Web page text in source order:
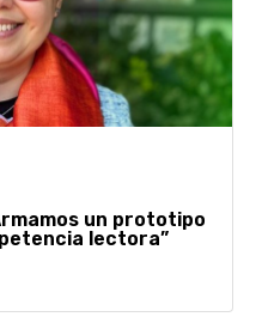
un prototipo
lectora”